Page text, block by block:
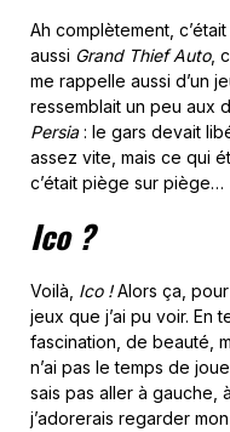
Ah complètement,
aussi Grand Thief Auto,
me rappelle aussi d’un
ressemblait un peu aux
Persia: le gars devait
assez vite, mais ce qui
c’était piège sur piège…
Ico ?
Voilà, Ico !Alors ça, pour
jeux que j’ai pu voir. En
fascination, de beauté,
n’ai pas le temps de
sais pas aller à gauche,
j’adorerais regarder